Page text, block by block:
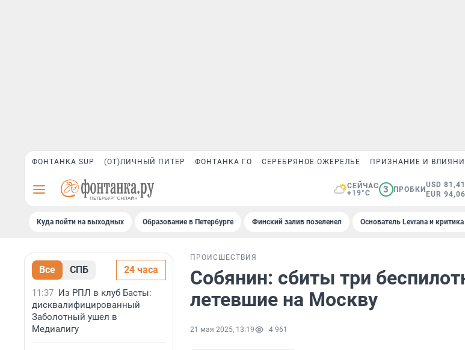
ФОНТАНКА SUP (ОТ)ЛИЧНЫЙ ПИТЕР ФОНТАНКА ГО СЕРЕБРЯНОЕ ОЖЕРЕЛЬЕ ПРИЗНАНИЕ И
СЕЙЧАС
+19°C
3 ПРОБКИ
USD 81,41
EUR 94,06
Куда пойти на выходных Образование в Петербурге Финский залив позеленел Основатель Levrana и
Все СПБ 24 часа
11:37 Из РПЛ в клуб Басты:
дисквалифицированный
Заболотный ушел в
Медиалигу
ПРОИСШЕСТВИЯ
Собянин: сбиты три
летевшие на Москву
21 мая 2025, 13:19 4 961